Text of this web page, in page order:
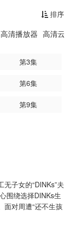
排序
高清播放器 高清云
第3集
第6集
第9集
子女的“DINKs”夫
围绕选择DINKs生
面对周遭“还不生孩